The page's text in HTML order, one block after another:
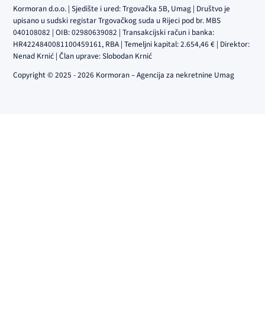
Kormoran d.o.o. | Sjedište i ured: Trgovačka 5B, Umag | Društvo je
upisano u sudski registar Trgovačkog suda u Rijeci pod br. MBS
040108082 | OIB: 02980639082 | Transakcijski račun i banka:
HR4224840081100459161, RBA | Temeljni kapital: 2.654,46 € | Direktor:
Nenad Krnić | Član uprave: Slobodan Krnić
Copyright © 2025 - 2026 Kormoran – Agencija za nekretnine Umag